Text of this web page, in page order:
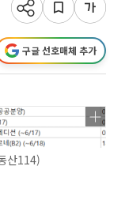
구글 선호매체 추가
산114)